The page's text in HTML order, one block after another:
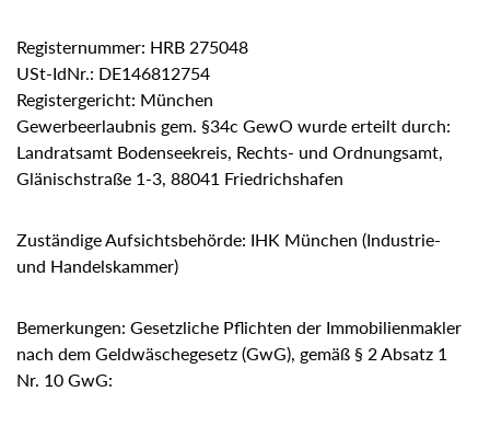
Registernummer: HRB 275048
USt-IdNr.: DE146812754
Registergericht: München
Gewerbeerlaubnis gem. §34c GewO wurde erteilt durch:
Landratsamt Bodenseekreis, Rechts- und Ordnungsamt,
Glänischstraße 1-3, 88041 Friedrichshafen
Zuständige Aufsichtsbehörde: IHK München (Industrie-
und Handelskammer)
Bemerkungen: Gesetzliche Pflichten der Immobilienmakler
nach dem Geldwäschegesetz (GwG), gemäß § 2 Absatz 1
Nr. 10 GwG: